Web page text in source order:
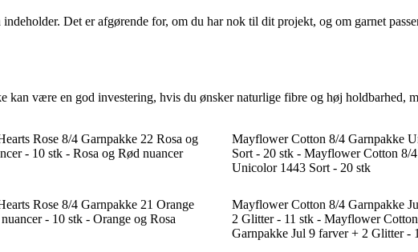
Det er afgørende for, om du har nok til dit projekt, og om garnet
kan være en god investering, hvis du ønsker naturlige fibre og høj holdbarhed,
Rose 8/4 Garnpakke 22 Rosa og
- 10 stk - Rosa og Rød nuancer
Mayflower Cotton 8/4 Garnpakke
Sort - 20 stk - Mayflower Cotton 8/
Unicolor 1443 Sort - 20 stk
Rose 8/4 Garnpakke 21 Orange
- 10 stk - Orange og Rosa
Mayflower Cotton 8/4 Garnpakke
2 Glitter - 11 stk - Mayflower
Garnpakke Jul 9 farver + 2 Glitter -